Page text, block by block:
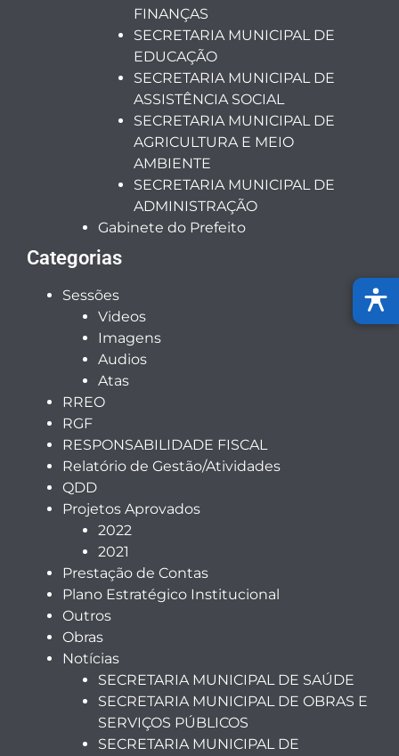
FINANÇAS
SECRETARIA MUNICIPAL DE
EDUCAÇÃO
SECRETARIA MUNICIPAL DE
ASSISTÊNCIA SOCIAL
SECRETARIA MUNICIPAL DE
AGRICULTURA E MEIO
AMBIENTE
SECRETARIA MUNICIPAL DE
ADMINISTRAÇÃO
Gabinete do Prefeito
Categorias
Sessões
Videos
Imagens
Audios
Atas
RREO
RGF
RESPONSABILIDADE FISCAL
Relatório de Gestão/Atividades
QDD
Projetos Aprovados
2022
2021
Prestação de Contas
Plano Estratégico Institucional
Outros
Obras
Notícias
SECRETARIA MUNICIPAL DE SAÚDE
SECRETARIA MUNICIPAL DE OBRAS E
SERVIÇOS PÚBLICOS
SECRETARIA MUNICIPAL DE